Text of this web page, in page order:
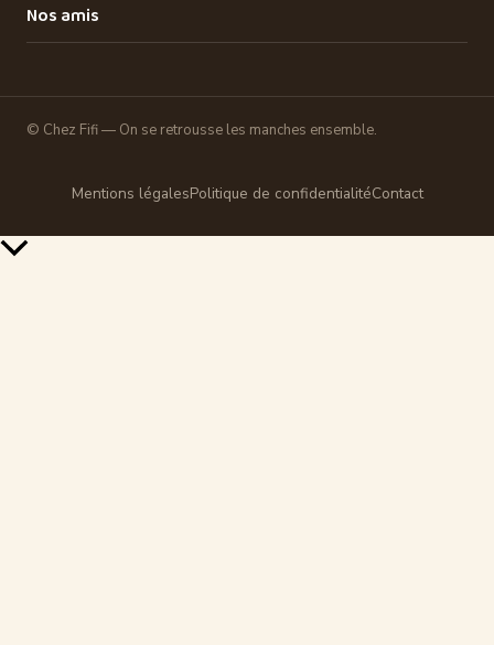
Nos amis
© Chez Fifi — On se retrousse les manches ensemble.
Mentions légalesPolitique de confidentialitéContact